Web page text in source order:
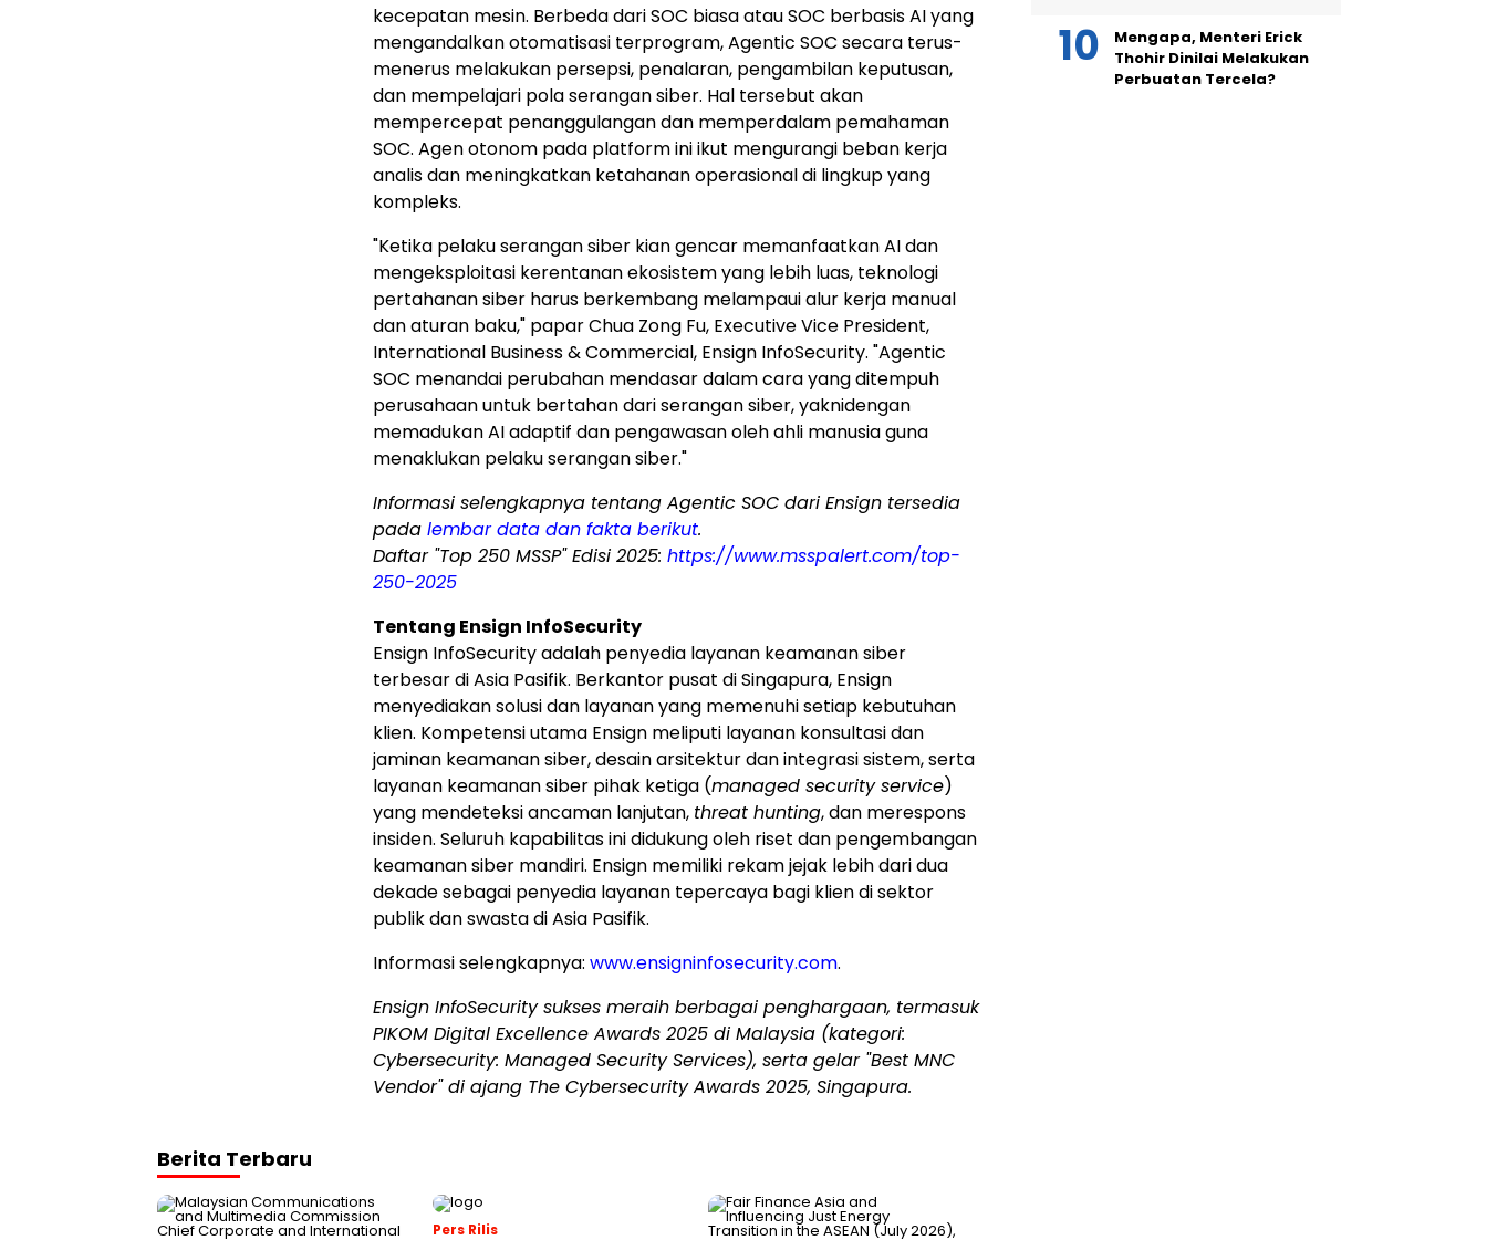
kecepatan mesin. Berbeda dari SOC biasa atau SOC berbasis AI yang
mengandalkan otomatisasi terprogram, Agentic SOC secara terus-
menerus melakukan persepsi, penalaran, pengambilan keputusan,
dan mempelajari pola serangan siber. Hal tersebut akan
mempercepat penanggulangan dan memperdalam pemahaman
SOC. Agen otonom pada platform ini ikut mengurangi beban kerja
analis dan meningkatkan ketahanan operasional di lingkup yang
kompleks.
"Ketika pelaku serangan siber kian gencar memanfaatkan AI dan
mengeksploitasi kerentanan ekosistem yang lebih luas, teknologi
pertahanan siber harus berkembang melampaui alur kerja manual
dan aturan baku," paparChua Zong Fu, Executive Vice President,
International Business & Commercial, Ensign InfoSecurity. "Agentic
SOC menandai perubahan mendasar dalam cara yang ditempuh
perusahaan untuk bertahan dari serangan siber, yaknidengan
memadukan AI adaptif dan pengawasan oleh ahli manusia guna
menaklukan pelaku serangan siber."
Informasi selengkapnya tentang Agentic SOC dari Ensign tersedia
pada lembar data dan fakta berikut.
Daftar "Top 250 MSSP" Edisi 2025: https://www.msspalert.com/top-
250-2025
Tentang Ensign InfoSecurity
Ensign InfoSecurity adalah penyedia layanan keamanan siber
terbesar di Asia Pasifik. Berkantor pusat di Singapura, Ensign
menyediakan solusi dan layanan yang memenuhi setiap kebutuhan
klien. Kompetensi utama Ensign meliputi layanan konsultasi dan
jaminan keamanan siber, desain arsitektur dan integrasi sistem, serta
layanan keamanan siber pihak ketiga (managed security service)
yang mendeteksi ancaman lanjutan, threat hunting, dan merespons
insiden. Seluruh kapabilitas ini didukung oleh riset dan pengembangan
keamanan siber mandiri. Ensign memiliki rekam jejak lebih dari dua
dekade sebagai penyedia layanan tepercaya bagi klien di sektor
publik dan swasta di Asia Pasifik.
Informasi selengkapnya: www.ensigninfosecurity.com.
Ensign InfoSecurity sukses meraih berbagai penghargaan, termasuk
PIKOM Digital Excellence Awards 2025 di Malaysia (kategori:
Cybersecurity: Managed Security Services), serta gelar "Best MNC
Vendor" di ajang The Cybersecurity Awards 2025, Singapura.
Berita Terbaru
Pers Rilis
Mengapa, Menteri Erick
Thohir Dinilai Melakukan
Perbuatan Tercela?